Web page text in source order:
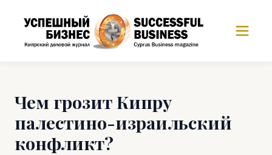
Чем грозит Кипру
палестино-израильский
конфликт?